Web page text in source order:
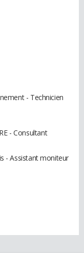
- Technicien
- Consultant
- Assistant moniteur